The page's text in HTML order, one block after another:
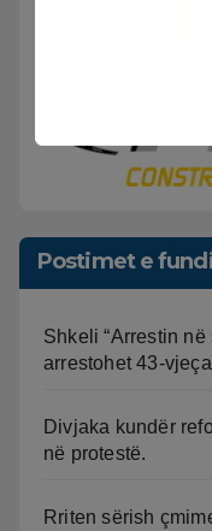
Postimet e
Shkeli “Arrestin
arrestohet 43-
Divjaka kundër
në protestë.
Rriten sërish